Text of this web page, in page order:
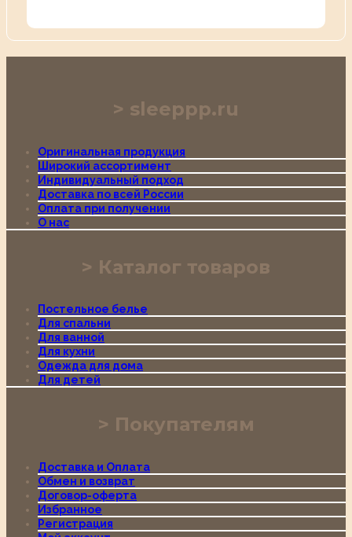
sleeppp.ru
Оригинальная продукция
Широкий ассортимент
Индивидуальный подход
Доставка по всей России
Оплата при получении
О нас
Каталог товаров
Постельное белье
Для спальни
Для ванной
Для кухни
Одежда для дома
Для детей
Покупателям
Доставка и Оплата
Обмен и возврат
Договор-оферта
Избранное
Регистрация